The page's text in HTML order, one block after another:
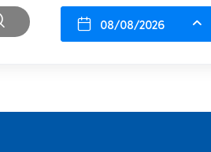
08/08/2026